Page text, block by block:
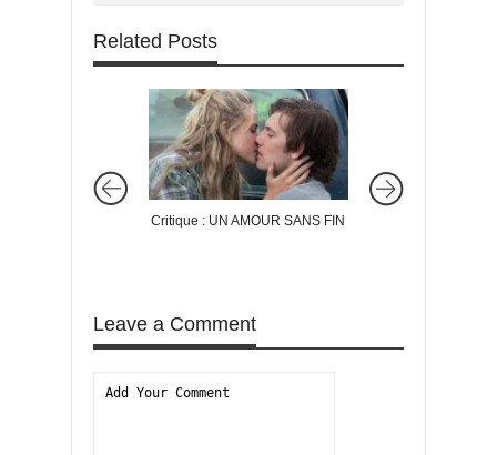
Related Posts
Critique : UN AMOUR SANS FIN
Leave a Comment